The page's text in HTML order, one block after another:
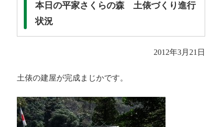
本日の平家さくらの森 土俵づくり進行
状況
2012年3月21日
土俵の建屋が完成まじかです。